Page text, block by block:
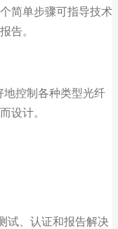
简单步骤可指导技术
告。
控制各种类型光纤
设计。
试、认证和报告解决